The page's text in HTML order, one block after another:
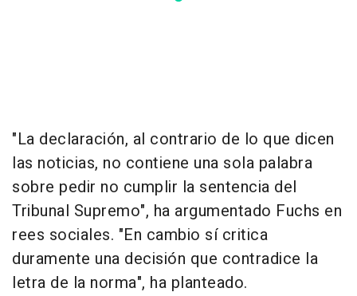
"La declaración, al contrario de lo que dicen
las noticias, no contiene una sola palabra
sobre pedir no cumplir la sentencia del
Tribunal Supremo", ha argumentado Fuchs en
rees sociales. "En cambio sí critica
duramente una decisión que contradice la
letra de la norma", ha planteado.